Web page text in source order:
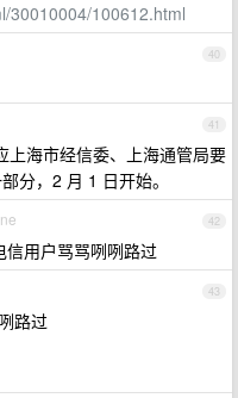
30010004/100612.html
40
41
海市经信委、上海通管局要
分，2 月 1 日开始。
42
用户骂骂咧咧路过
43
路过